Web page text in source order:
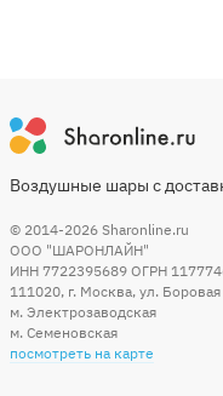
Воздушные шары с
© 2014-2026 Sharonline.ru
ООО "ШАРОНЛАЙН"
ИНН 7722395689 ОГРН
111020, г. Москва, ул. Боровая
м. Электрозаводская
м. Семеновская
посмотреть на карте